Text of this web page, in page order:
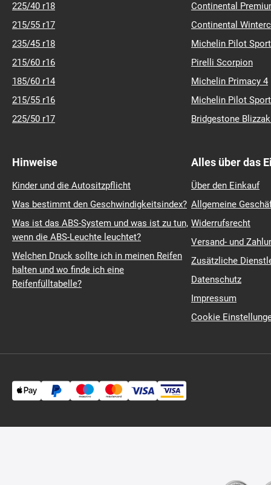
225/40 r18
215/55 r17
235/45 r18
215/60 r16
185/60 r14
215/55 r16
225/50 r17
Continental
Continental
Michelin Pilot
Pirelli Scorpion
Michelin Primacy 4
Michelin Pilot
Bridgestone
Hinweise
Kinder und die Autositzpflicht
Was bestimmt den Geschwindigkeitsindex?
Was ist das ABS-System und was ist zu tun,
wenn die ABS-Leuchte leuchtet?
Welchen Druck sollte ich in meinen Reifen
halten und wo finde ich eine
Reifenfülltabelle?
Alles über das
Über den Einkauf
Allgemeine
Widerrufsrecht
Versand- und
Zusätzliche
Datenschutz
Impressum
Cookie